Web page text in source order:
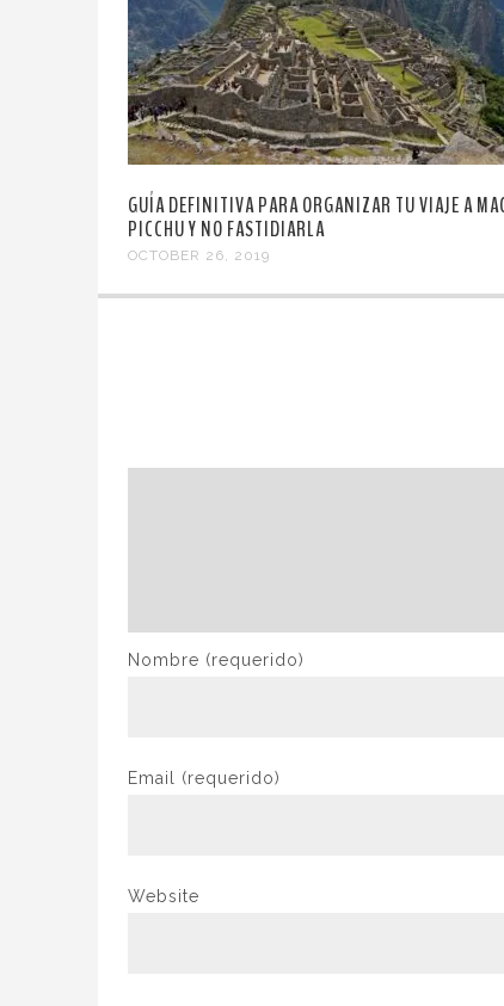
GUÍA DEFINITIVA PARA ORGANIZAR TU VIAJE A
PICCHU Y NO FASTIDIARLA
OCTOBER 26, 2019
Nombre (requerido)
Email (requerido)
Website